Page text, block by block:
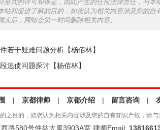
形式的许可和保证，由此产生的任何法律责任，与本
站和促进了解的目的，如您认为相关内容涉及您的自
实后，网站会第一时间删除相关内容。
若干疑难问题分析【杨佰林】
逃债问题探讨【杨佰林】
| 京都律师 | 京都介绍 | 留言咨询 |
目的，如您认为相关内容涉及您的自有知识产权，请
路580号仲益大厦3903A室 律师Email: